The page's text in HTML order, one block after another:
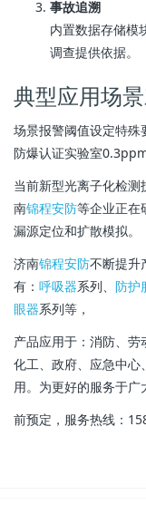
事故追溯
内置数据存储模
调查提供依据。
典型应用场
场景报警阈值设定特
防爆认证实验室
当前新型光离子化检
南锦程安防等企业正在
漏源定位和扩散模拟。
济南锦程安防不断提升
有： 呼吸器系列、 防护
眼器系列等，
产品应用于：消防、劳
化工、政府、应急中
用。为更好的服务于
前预定，服务热线：